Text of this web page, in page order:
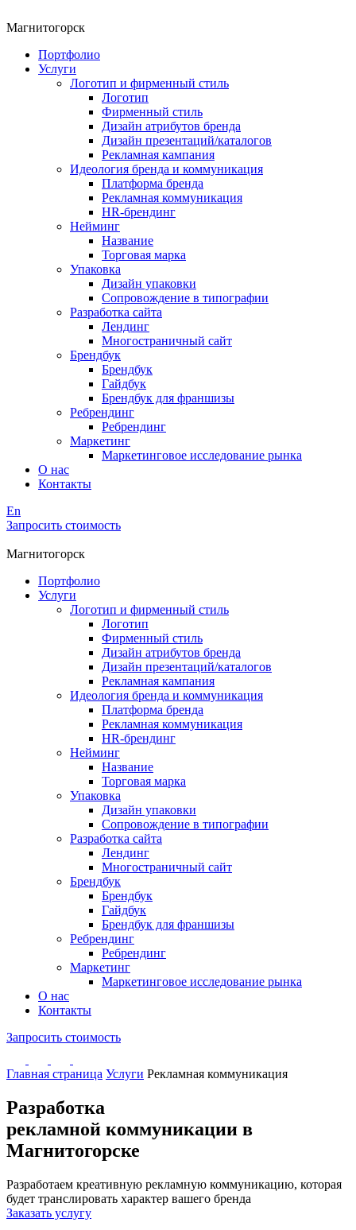
Магнитогорск
Портфолио
Услуги
Логотип и фирменный стиль
Логотип
Фирменный стиль
Дизайн атрибутов бренда
Дизайн презентаций/каталогов
Рекламная кампания
Идеология бренда и коммуникация
Платформа бренда
Рекламная коммуникация
HR-брендинг
Нейминг
Название
Торговая марка
Упаковка
Дизайн упаковки
Сопровождение в типографии
Разработка сайта
Лендинг
Многостраничный сайт
Брендбук
Брендбук
Гайдбук
Брендбук для франшизы
Ребрендинг
Ребрендинг
Маркетинг
Маркетинговое исследование рынка
О нас
Контакты
En
Запросить стоимость
Магнитогорск
Портфолио
Услуги
Логотип и фирменный стиль
Логотип
Фирменный стиль
Дизайн атрибутов бренда
Дизайн презентаций/каталогов
Рекламная кампания
Идеология бренда и коммуникация
Платформа бренда
Рекламная коммуникация
HR-брендинг
Нейминг
Название
Торговая марка
Упаковка
Дизайн упаковки
Сопровождение в типографии
Разработка сайта
Лендинг
Многостраничный сайт
Брендбук
Брендбук
Гайдбук
Брендбук для франшизы
Ребрендинг
Ребрендинг
Маркетинг
Маркетинговое исследование рынка
О нас
Контакты
Запросить стоимость
Главная страница Услуги Рекламная коммуникация
Разработка
рекламной коммуникации в
Магнитогорске
Разработаем креативную рекламную коммуникацию, которая
будет транслировать характер вашего бренда
Заказать услугу